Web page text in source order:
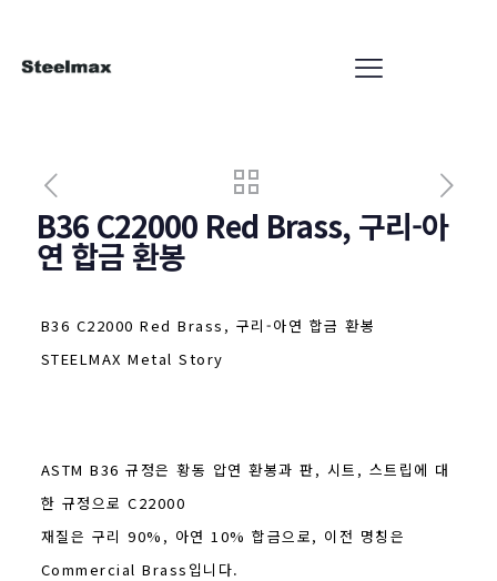
B36 C22000 Red Brass, 구리-아
연 합금 환봉
B36 C22000 Red Brass, 구리-아연 합금 환봉
STEELMAX Metal Story
ASTM B36 규정은 황동 압연 환봉과 판, 시트, 스트립에 대
한 규정으로 C22000
재질은 구리 90%, 아연 10% 합금으로, 이전 명칭은
Commercial Brass입니다.